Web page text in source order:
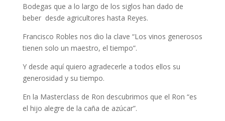
Bodegas que a lo largo de los siglos han dado de
beber desde agricultores hasta Reyes.
Francisco Robles nos dio la clave “Los vinos generosos
tienen solo un maestro, el tiempo”.
Y desde aquí quiero agradecerle a todos ellos su
generosidad y su tiempo.
En la Masterclass de Ron descubrimos que el Ron “es
el hijo alegre de la caña de azúcar”.